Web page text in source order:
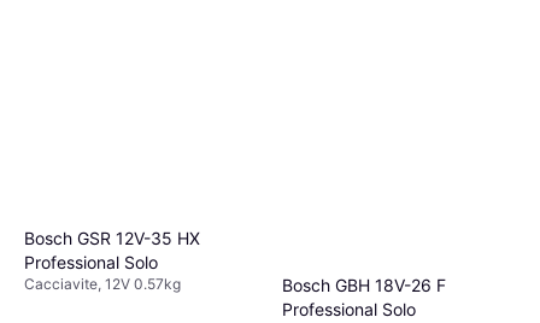
Bosch GSR 12V-35 HX
Professional Solo
Cacciavite, 12V 0.57kg
Bosch GBH 18V-26 F
Professional Solo